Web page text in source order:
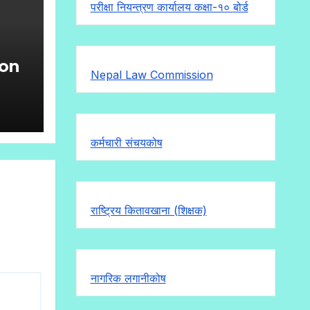
परीक्षा नियन्त्रण कार्यालय कक्षा-१०बोर्ड
Nepal Law Commission
कर्मचारी संचयकोष
राष्ट्रिय कितावखाना (शिक्षक)
नागरिक लगानीकोष